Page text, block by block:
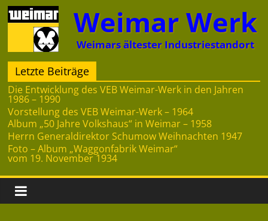
Zum
Inhalt
springen
Weimar Werk
Weimars ältester Industriestandort
Letzte Beiträge
Die Entwicklung des VEB Weimar-Werk in den Jahren
1986 – 1990
Vorstellung des VEB Weimar-Werk – 1964
Album „50 Jahre Volkshaus“ in Weimar – 1958
Herrn Generaldirektor Schumow Weihnachten 1947
Foto – Album „Waggonfabrik Weimar“
vom 19. November 1934